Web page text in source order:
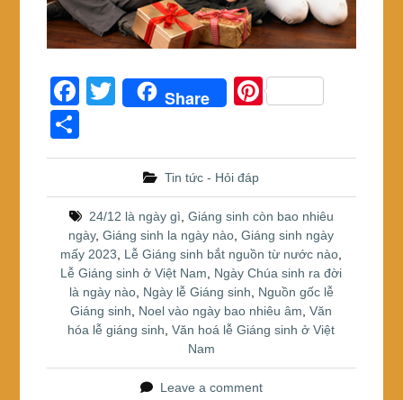
F
a
c
b
o
o
k
T
Share
Pi
st
h
e
Tin tức - Hỏi đáp
24/12 là ngày gì Giáng sinh còn bao nhiêu
ngày,Giáng sinh la ngày nào ,Giáng sinh ngày
mấy 2023
Lễ Giáng sinh bắt nguồn từ nước nào
Lễ Giáng sinh ở Việt Nam
Ngày Chúa sinh ra đời
là ngày nào, Ngày lễ Giáng sinh
Nguồn gốc lễ
Giáng sinh
Noel vào ngày bao nhiêu âm ,Văn
hóa lễ giáng sinh ,Văn hoá lễ Giáng sinh ở Việt
Nam
Leave a comment